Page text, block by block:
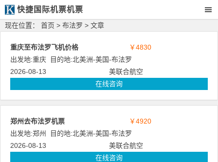
快捷国际机票机票
现在位置： 首页 > 布法罗 > 文章
重庆至布法罗飞机价格
￥4830
出发地:重庆 目的地:北美洲-美国-布法罗
2026-08-13
美联合航空
在线咨询
郑州去布法罗机票
￥4920
出发地:郑州 目的地:北美洲-美国-布法罗
2026-08-13
美联合航空
在线咨询